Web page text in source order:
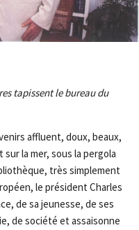
tapissent le bureau du
affluent, doux, beaux,
la mer, sous la pergola
très simplement
le président Charles
de sa jeunesse, de ses
de société et assaisonne